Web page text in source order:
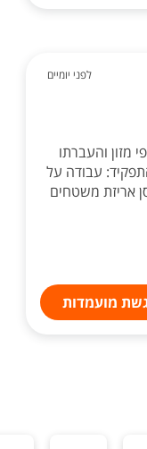
לפני יומיים
מזון והעברתו
עבודה על
אריזת משטחים
מועמדות